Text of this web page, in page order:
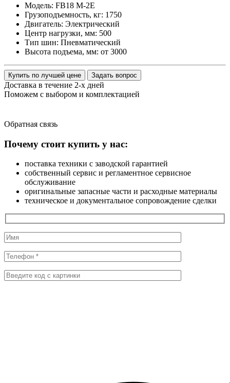
Модель: FB18 M-2E
Грузоподъемность, кг: 1750
Двигатель: Электрический
Центр нагрузки, мм: 500
Тип шин: Пневматический
Высота подъема, мм: от 3000
Купить по лучшей цене Задать вопрос
Доставка в течение 2-х дней
Поможем с выбором и комплектацией
Обратная связь
Почему стоит купить у нас:
поставка техники с заводской гарантией
собственный сервис и регламентное сервисное
обслуживание
оригинальные запасные части и расходные материалы
техническое и документальное сопровождение сделки